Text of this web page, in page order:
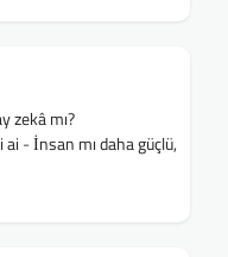
zekâ mı?
ai -İnsan mı daha güçlü,